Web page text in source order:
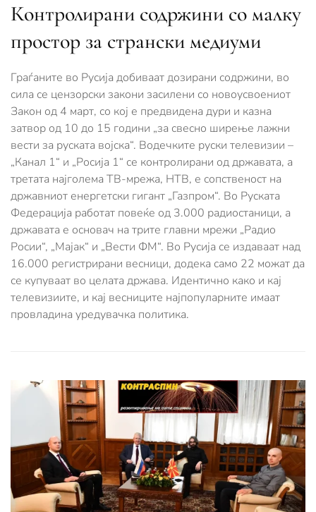
Контролирани содржини со малку
простор за странски медиуми
Граѓаните во Русија добиваат дозирани содржини, во
сила се цензорски закони засилени со новоусвоениот
Закон од 4 март, со кој е предвидена дури и казна
затвор од 10 до 15 години „за свесно ширење лажни
вести за руската војска“. Водечките руски телевизии –
„Канал 1“ и „Росија 1“ се контролирани од државата, а
третата најголема ТВ-мрежа, НТВ, е сопственост на
државниот енергетски гигант „Газпром“. Во Руската
Федерација работат повеќе од 3.000 радиостаници, а
државата е основач на трите главни мрежи „Радио
Росии“, „Мајак“ и „Вести ФМ“. Во Русија се издаваат над
16.000 регистрирани весници, додека само 22 можат да
се купуваат во целата држава. Идентично како и кај
телевизиите, и кај весниците најпопуларните имаат
провладина уредувачка политика.